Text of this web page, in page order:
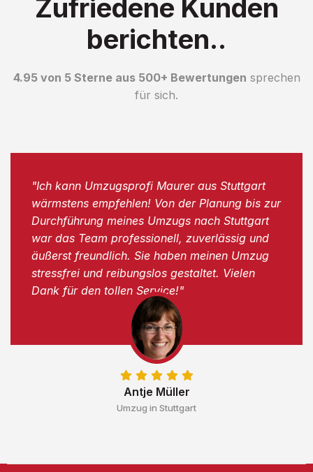
Zufriedene Kunden
berichten..
4.95 von 5 Sterne aus 500+ Bewertungen sprechen
für sich.
Antje Müller
Umzug in Stuttgart
"Ich kann Umzugsprofi Maurer aus Stuttgart
wärmstens empfehlen! Von der Planung bis zur
Durchführung meines Umzugs nach Stuttgart
war das Team professionell, zuverlässig und
äußerst freundlich. Sie haben meinen Umzug
stressfrei und reibungslos gestaltet. Vielen
Dank für den tollen Service!"